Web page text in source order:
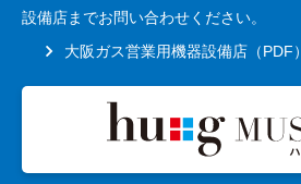
設備店までお問い合わせください。
大阪ガス営業用機器設備店（PDF）